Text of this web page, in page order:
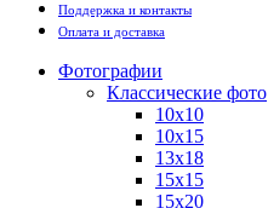
Поддержка и контакты
Оплата и доставка
Фотографии
Классические фото
10х10
10х15
13х18
15х15
15х20